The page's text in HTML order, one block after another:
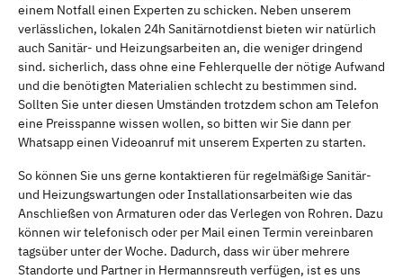
einem Notfall einen Experten zu schicken. Neben unserem
verlässlichen, lokalen 24h Sanitärnotdienst bieten wir natürlich
auch Sanitär- und Heizungsarbeiten an, die weniger dringend
sind. sicherlich, dass ohne eine Fehlerquelle der nötige Aufwand
und die benötigten Materialien schlecht zu bestimmen sind.
Sollten Sie unter diesen Umständen trotzdem schon am Telefon
eine Preisspanne wissen wollen, so bitten wir Sie dann per
Whatsapp einen Videoanruf mit unserem Experten zu starten.
So können Sie uns gerne kontaktieren für regelmäßige Sanitär-
und Heizungswartungen oder Installationsarbeiten wie das
Anschließen von Armaturen oder das Verlegen von Rohren. Dazu
können wir telefonisch oder per Mail einen Termin vereinbaren
tagsüber unter der Woche. Dadurch, dass wir über mehrere
Standorte und Partner in Hermannsreuth verfügen, ist es uns